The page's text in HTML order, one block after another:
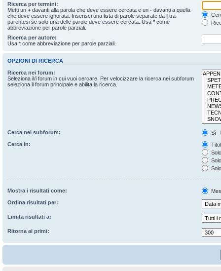
Ricerca per termini:
Metti un + davanti alla parola che deve essere cercata e un - davanti a quella
che deve essere ignorata. Inserisci una lista di parole separate da | tra
parentesi se solo una delle parole deve essere cercata. Usa * come
abbreviazione per parole parziali.
Ricerca per autore:
Usa * come abbreviazione per parole parziali.
OPZIONI DI RICERCA
Ricerca nei forum:
Seleziona il/i forum in cui vuoi cercare. Per velocizzare la ricerca nei subforum
seleziona il forum principale e abilita la ricerca.
Cerca nei subforum:
Sì
Cerca in:
Mostra i risultati come:
Ordina risultati per:
Limita risultati a:
Ritorna ai primi: